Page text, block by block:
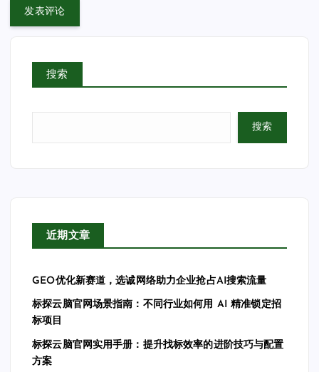
搜索
搜索
近期文章
GEO优化新赛道，选诚网络助力企业抢占AI搜索流量
标探云脑官网场景指南：不同行业如何用 AI 精准锁定招
标项目
标探云脑官网实用手册：提升找标效率的进阶技巧与配置
方案